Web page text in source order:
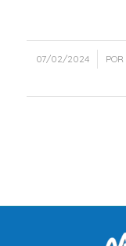
07/02/2024
/ POR